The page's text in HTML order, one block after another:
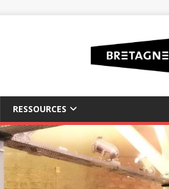
RESSOURCES